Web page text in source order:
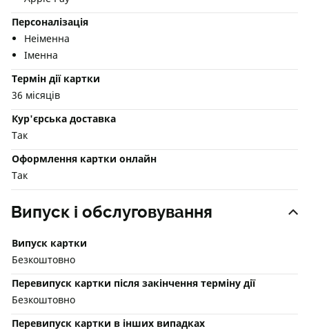
Персоналізація
Неіменна
Іменна
Термін дії картки
36 місяців
Кур'єрська доставка
Так
Оформлення картки онлайн
Так
Випуск і обслуговування
Випуск картки
Безкоштовно
Перевипуск картки після закінчення терміну дії
Безкоштовно
Перевипуск картки в інших випадках